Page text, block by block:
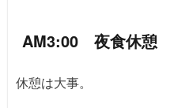
AM3:00 夜食休憩
休憩は大事。